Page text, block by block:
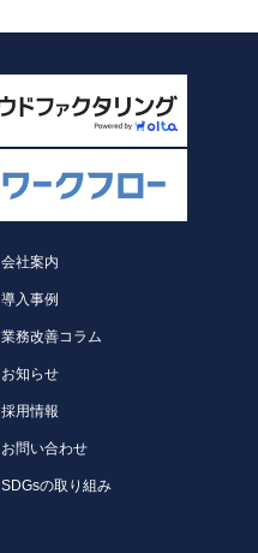
会社案内
導入事例
業務改善コラム
お知らせ
採用情報
お問い合わせ
SDGsの取り組み